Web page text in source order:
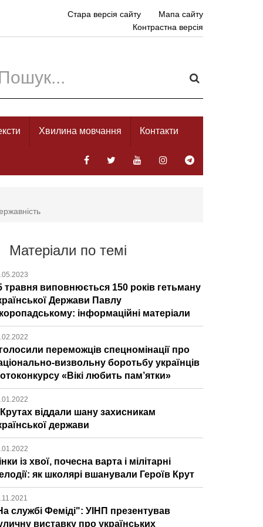
Стара версія сайту
Мапа сайту
Контрастна версія
Хвилина мовчання Контакти
Матеріали по темі
травня виповнюється 150 років гетьману
Держави Павлу
інформаційні матеріали
переможців спецномінації про
визвольну боротьбу українців
«Вікі любить пам’ятки»
віддали шану захисникам
держави
із хвої, почесна варта і мілітарні
як школярі вшанували Героїв Крут
службі Феміді": УІНП презентував
виставку про українських